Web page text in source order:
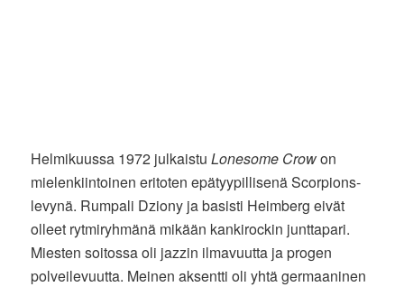
Helmikuussa 1972 julkaistuLonesome Crowon
mielenkiintoinen eritoten epätyypillisenä Scorpions-
levynä. Rumpali Dziony ja basisti Heimberg eivät
olleet rytmiryhmänä mikään kankirockin junttapari.
Miesten soitossa oli jazzin ilmavuutta ja progen
polveilevuutta. Meinen aksentti oli yhtä germaaninen